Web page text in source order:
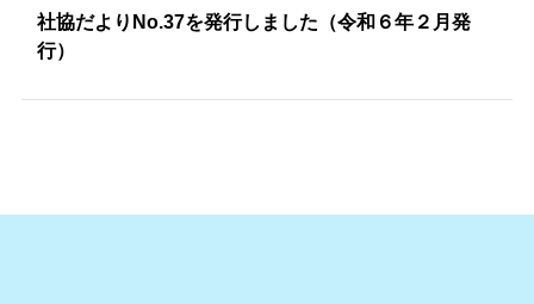
社協だよりNo.37を発行しました（令和６年２月発
行）